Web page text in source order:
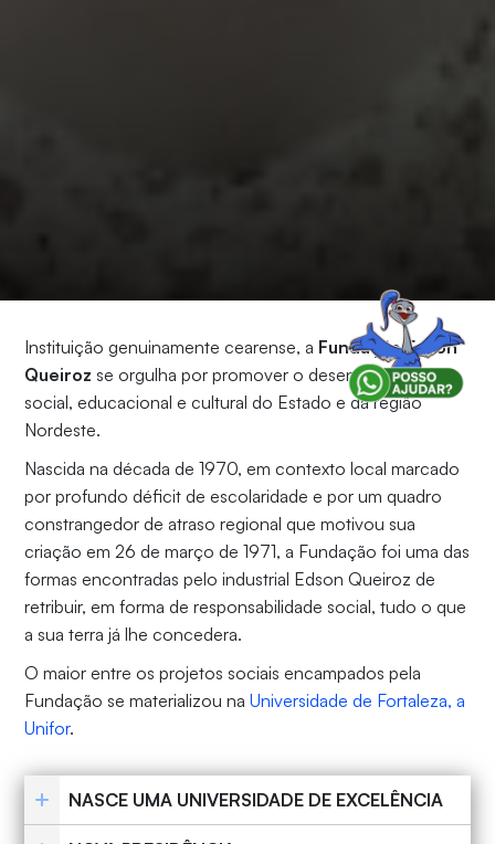
Instituição genuinamente cearense, a Fundação Edson
Queiroz se orgulha por promover o desenvolvimento
social, educacional e cultural do Estado e da região
Nordeste.
Nascida na década de 1970, em contexto local marcado
por profundo déficit de escolaridade e por um quadro
constrangedor de atraso regional que motivou sua
criação em 26 de março de 1971, a Fundação foi uma das
formas encontradas pelo industrial Edson Queiroz de
retribuir, em forma de responsabilidade social, tudo o que
a sua terra já lhe concedera.
O maior entre os projetos sociais encampados pela
Fundação se materializou naUniversidade de Fortaleza, a
Unifor.
NASCE UMA UNIVERSIDADE DE EXCELÊNCIA